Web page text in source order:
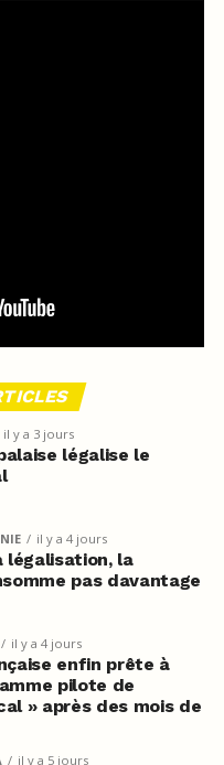
il y a 3 jours
légalise le
il y a 4 jours
légalisation, la
pas davantage
il y a 4 jours
enfin prête à
pilote de
» après des mois de
il y a 5 jours